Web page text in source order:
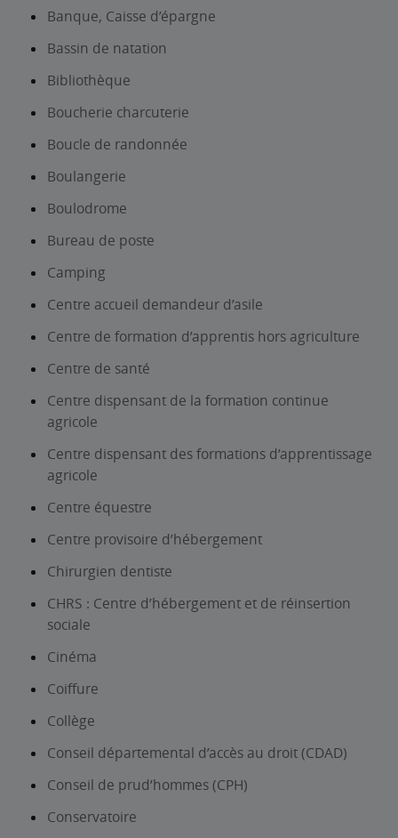
Banque, Caisse d’épargne
Bassin de natation
Bibliothèque
Boucherie charcuterie
Boucle de randonnée
Boulangerie
Boulodrome
Bureau de poste
Camping
Centre accueil demandeur d’asile
Centre de formation d’apprentis hors agriculture
Centre de santé
Centre dispensant de la formation continue
agricole
Centre dispensant des formations d’apprentissage
agricole
Centre équestre
Centre provisoire d’hébergement
Chirurgien dentiste
CHRS : Centre d’hébergement et de réinsertion
sociale
Cinéma
Coiffure
Collège
Conseil départemental d’accès au droit (CDAD)
Conseil de prud’hommes (CPH)
Conservatoire